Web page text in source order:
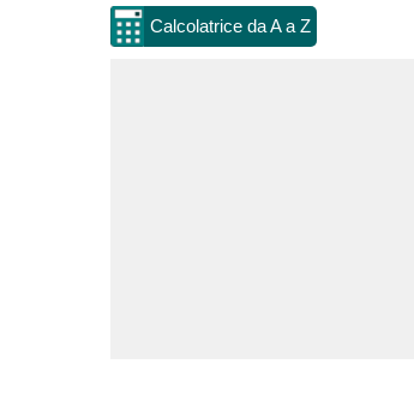
Calcolatrice da A a Z